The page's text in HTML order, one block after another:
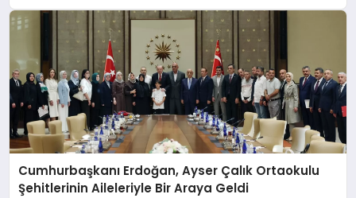
Cumhurbaşkanı Erdoğan, Ayser Çalık Ortaokulu
Şehitlerinin Aileleriyle Bir Araya Geldi